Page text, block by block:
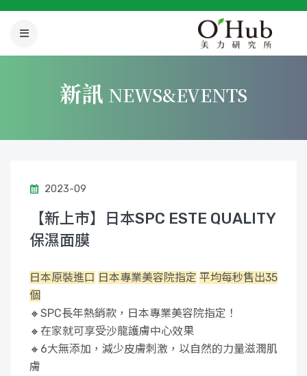
新訊 NEWS&EVENTS
2023-09
【新上市】日本SPC ESTE QUALITY
保濕面膜
日本原裝進口 日本專業美容院指定 平均每秒售出35
個
🔸SPC長年熱銷款，日本專業美容院指定！
🔸在家就可享受沙龍護膚中心效果
🔸6大無添加，減少皮膚刺激，以自然的力量滋潤肌
膚